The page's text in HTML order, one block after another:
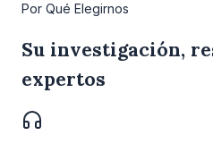
Por Qué Elegirnos
Su investigación,
expertos